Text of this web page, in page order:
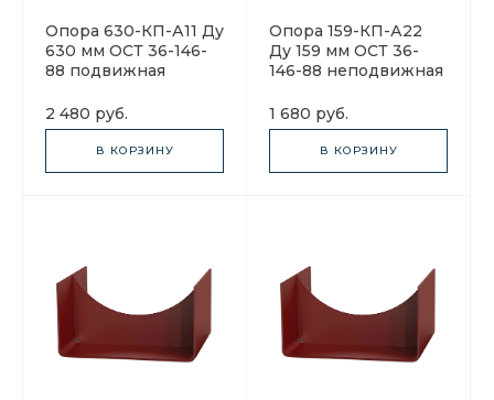
Опора 630-КП-А11 Ду
630 мм ОСТ 36-146-
88 подвижная
2 480 руб.
В КОРЗИНУ
Опора 159-КП-А22
Ду 159 мм ОСТ 36-
146-88 неподвижная
1 680 руб.
В КОРЗИНУ